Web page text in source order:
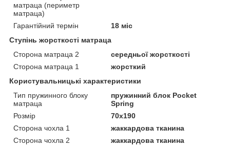
матраца (периметр
матраца)
Гарантійний термін
18 міс
Ступінь жорсткості матраца
Сторона матраца 2
середньої жорсткості
Сторона матраца 1
жорсткий
Користувальницькі характеристики
Тип пружинного блоку
матраца
пружинний блок Pocket
Spring
Розмір
70х190
Сторона чохла 1
жаккардова тканина
Сторона чохла 2
жаккардова тканина